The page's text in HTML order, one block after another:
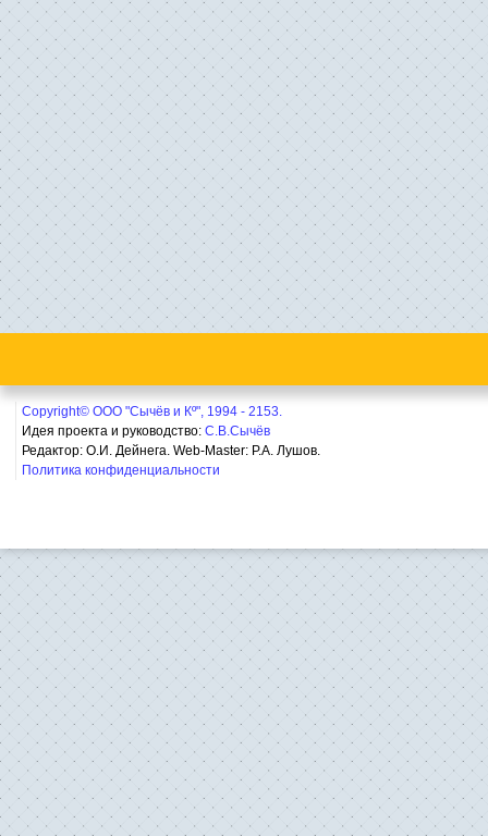
Copyright© ООО "Сычёв и Кº", 1994 - 2153.
Идея проекта и руководство: С.В.Сычёв
Редактор: О.И. Дейнега. Web-Master: Р.А. Лушов.
Политика конфиденциальности